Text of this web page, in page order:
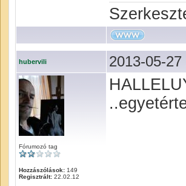
hubervili 2013-05-27
Fórumozó tag
Hozzászólások: 149
Regisztrált: 22.02.12